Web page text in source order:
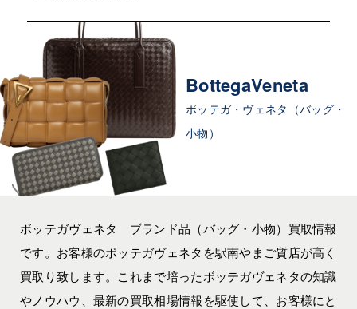
BottegaVeneta
ボッテガ・ヴェネタ（バッグ・
小物）
ボッテガヴェネタ ブランド品（バッグ・小物）買取情報
です。お客様のボッテガヴェネタを駅南やまご質店が高く
買取り致します。これまで培ったボッテガヴェネタの知識
やノウハウ、最新の買取相場情報を駆使して、お客様にと